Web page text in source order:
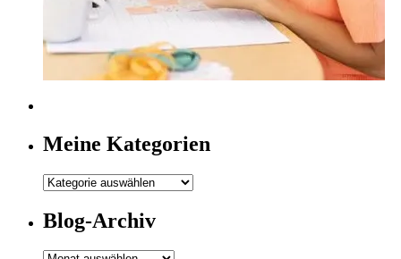
Meine Kategorien
Meine
Blog-Archiv